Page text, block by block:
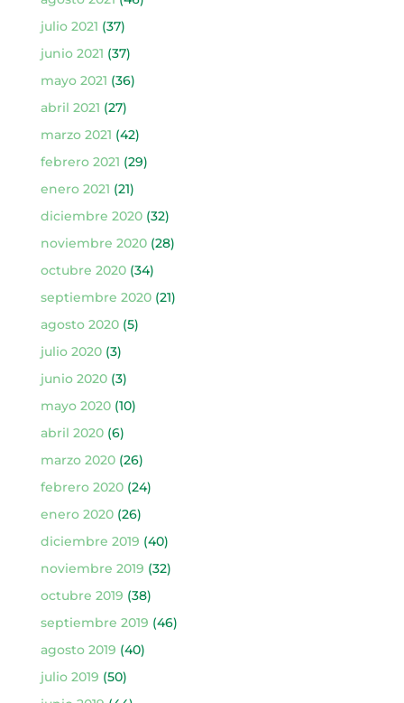
julio 2021 (37)
junio 2021 (37)
mayo 2021 (36)
abril 2021 (27)
marzo 2021 (42)
febrero 2021 (29)
enero 2021 (21)
diciembre 2020(32)
noviembre 2020(28)
octubre 2020(34)
septiembre 2020(21)
agosto 2020(5)
julio 2020(3)
junio 2020(3)
mayo 2020(10)
abril 2020(6)
marzo 2020(26)
febrero 2020(24)
enero 2020(26)
diciembre 2019 (40)
noviembre 2019 (32)
octubre 2019 (38)
septiembre 2019 (46)
agosto 2019 (40)
julio 2019 (50)